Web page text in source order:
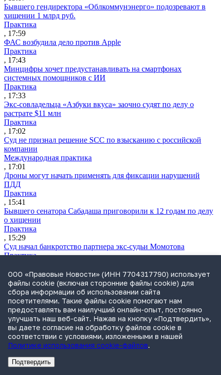
Бывшего гендиректора «Облкоммунэнерго» подозревают в
хищении 1 млрд руб.
Практика
, 17:59
ФАС возбудила дело против Apple
Практика
, 17:43
Минцифры хочет предустанавливать на смартфонах
системных помощников с ИИ
Практика
, 17:33
Экс-совладельца «Азбуки вкуса» заочно судят по делу о
растрате $11 млн
Практика
, 17:02
Суд не признал решение SCC по взысканию с российской
компании
Международная практика
, 17:01
Дроны могут начать применять для фиксации нарушений
ПДД
Практика
, 15:41
Бывшего сенатора Сабадаша приговорили к 12 годам по делу
о хищении
Практика
, 15:29
Суд начал банкротство партнера экс-судьи Момотова
Практика
СИП заново рассмотрит спор «М.Видео» о товарном знаке
«Белая пятница»
Практика
, 14:45
«Страшно — и страшно интересно»: космонавт Кикина о том,
что роднит ее работу с юридической
Юрист
, 14:32
Экс-акционер взыскивает 2 млрд руб. убытков из-за размытой
Практика
РекламаАдвокатское бюро Санкт-Петербурга «Вертикаль» ИНН 7841290773
ООО «Правовые Новости» (ИНН 7704317790) использует
файлы cookie (включая сторонние файлы cookie) для
сбора информации об использовании сайта
посетителями. Такие файлы cookie помогают нам
предоставлять вам наилучший онлайн-опыт, постоянно
улучшать наш веб-сайт. Нажав на кнопку «Подтвердить»,
вы даете согласие на обработку файлов cookie в
соответствии с условиями, изложенными в нашей
Политике использования cookie-файлов.
Подтвердить